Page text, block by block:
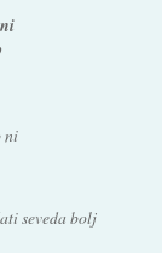
ni
seveda bolj